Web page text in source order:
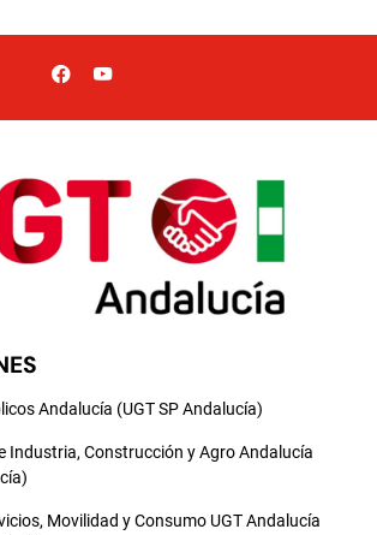
Andalucía (UGT SP Andalucía)
Industria, Construcción y Agro Andalucía
Movilidad y Consumo UGT Andalucía